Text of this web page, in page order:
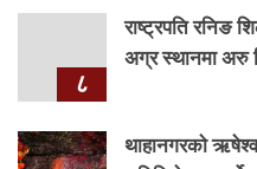
८
राष्ट्रपति रनिङ
अग्र स्थानमा अरु
थाहानगरकाे